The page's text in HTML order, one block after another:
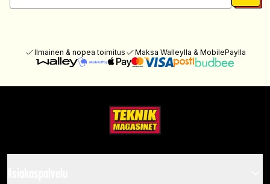
Ilmainen & nopea toimitus Maksa Walleylla & MobilePaylla